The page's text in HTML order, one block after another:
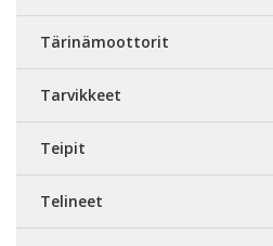
Tärinämoottorit
Tarvikkeet
Teipit
Telineet